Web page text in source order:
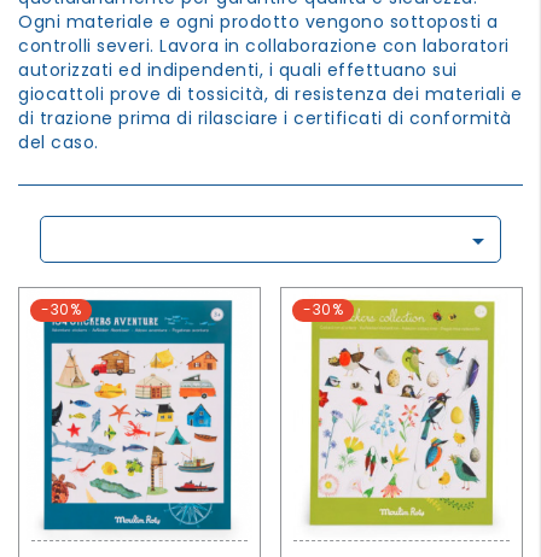
Ogni materiale e ogni prodotto vengono sottoposti a
controlli severi. Lavora in collaborazione con laboratori
autorizzati ed indipendenti, i quali effettuano sui
giocattoli prove di tossicità, di resistenza dei materiali e
di trazione prima di rilasciare i certificati di conformità
del caso.

-30% -30%